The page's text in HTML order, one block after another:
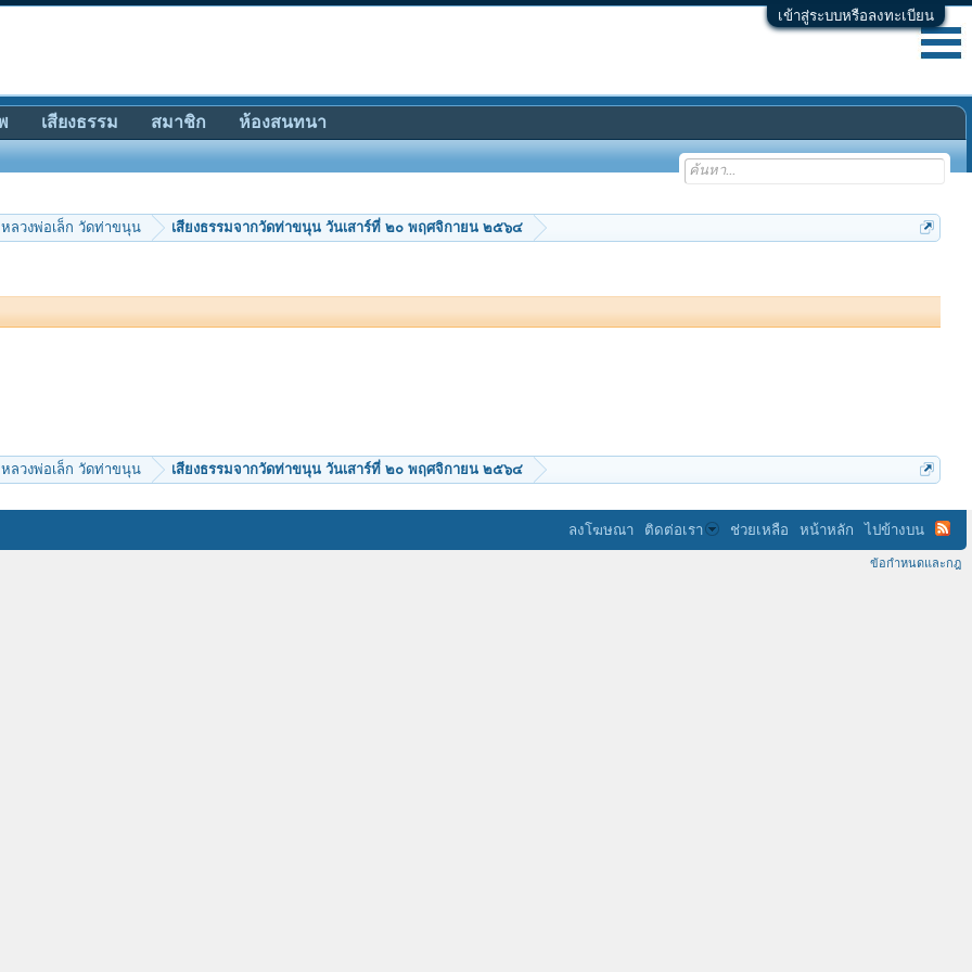
เข้าสู่ระบบหรือลงทะเบียน
หลวงพ่อเล็ก วัดท่าขนุน เสียงธรรมจากวัดท่าขนุน วันเสาร์ที่ ๒๐ พฤศจิกายน ๒๕๖๔
หลวงพ่อเล็ก วัดท่าขนุน เสียงธรรมจากวัดท่าขนุน วันเสาร์ที่ ๒๐ พฤศจิกายน ๒๕๖๔
เสียงธรรม สมาชิก ห้องสนทนา
ลงโฆษณา ติดต่อเรา ช่วยเหลือ หน้าหลัก ไปข้างบน
ข้อกำหนดและกฎ